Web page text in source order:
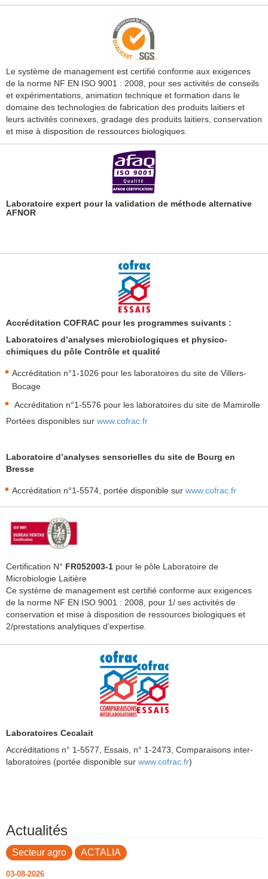
Le système de management est certifié conforme aux exigences
de la norme NF EN ISO 9001 : 2008, pour ses activités de conseils
et expérimentations, animation technique et formation dans le
domaine des technologies de fabrication des produits laitiers et
leurs activités connexes, gradage des produits laitiers, conservation
et mise à disposition de ressources biologiques.
Laboratoire expert pour la validation de méthode alternative
AFNOR
Accréditation COFRAC pour les programmes suivants :
Laboratoires d’analyses microbiologiques et physico-
chimiques du pôle Contrôle et qualité
Accréditation n°1-1026 pour les laboratoires du site de Villers-
Bocage
Accréditation n°1-5576 pour les laboratoires du site de Mamirolle
Portées disponibles sur www.cofrac .fr
Laboratoire d’analyses sensorielles du site de Bourg en
Bresse
Accréditation n°1-5574, portée disponible sur www.cofrac.fr
Certification N° FR052003-1 pour le pôle Laboratoire de
Microbiologie Laitière
Ce système de management est certifié conforme aux exigences
de la norme NF EN ISO 9001 : 2008, pour 1/ ses activités de
conservation et mise à disposition de ressources biologiques et
2/prestations analytiques d’expertise.
Laboratoires Cecalait
Accréditations n° 1-5577, Essais, n° 1-2473, Comparaisons inter-
laboratoires (portée disponible sur www.cofrac.fr)
Actualités
Secteur agro ACTALIA
03-08-2026